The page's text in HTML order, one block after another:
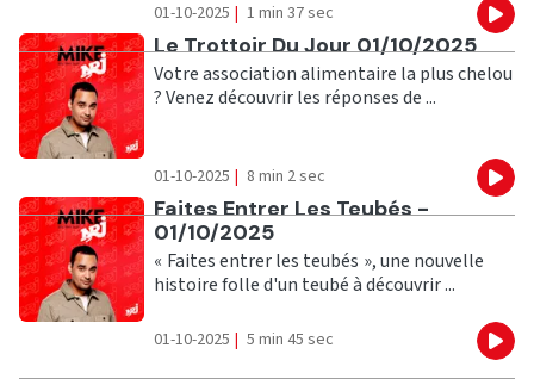
01-10-2025 | 1 min 37 sec
Ecouter
Le Trottoir Du Jour 01/10/2025
Votre association alimentaire la plus chelou
? Venez découvrir les réponses de ...
01-10-2025 | 8 min 2 sec
Ecouter
Faites Entrer Les Teubés -
01/10/2025
« Faites entrer les teubés », une nouvelle
histoire folle d'un teubé à découvrir ...
01-10-2025 | 5 min 45 sec